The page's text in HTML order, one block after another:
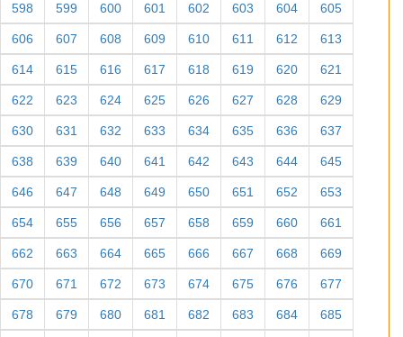
598 599 600 601 602 603 604 605
606 607 608 609 610 611 612 613
614 615 616 617 618 619 620 621
622 623 624 625 626 627 628 629
630 631 632 633 634 635 636 637
638 639 640 641 642 643 644 645
646 647 648 649 650 651 652 653
654 655 656 657 658 659 660 661
662 663 664 665 666 667 668 669
670 671 672 673 674 675 676 677
678 679 680 681 682 683 684 685